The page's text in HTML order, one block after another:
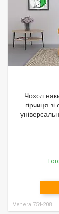
Чохол
гірчиця
Venera 754-208